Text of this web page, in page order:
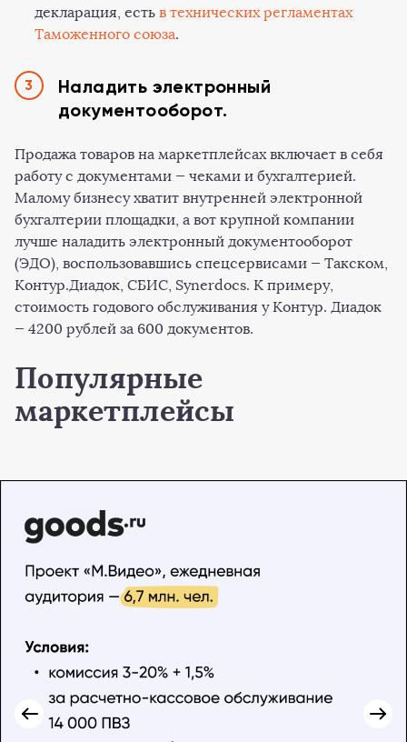
декларация, есть в технических регламентах
Таможенного союза.
Наладить электронный
документооборот.
Продажа товаров на маркетплейсах включает в себя
работу с документами — чеками и бухгалтерией.
Малому бизнесу хватит внутренней электронной
бухгалтерии площадки, а вот крупной компании
лучше наладить электронный документооборот
(ЭДО), воспользовавшись спецсервисами — Такском,
Контур.Диадок, СБИС, Synerdocs. К примеру,
стоимость годового обслуживания у Контур. Диадок
— 4200 рублей за 600 документов.
Популярные
маркетплейсы